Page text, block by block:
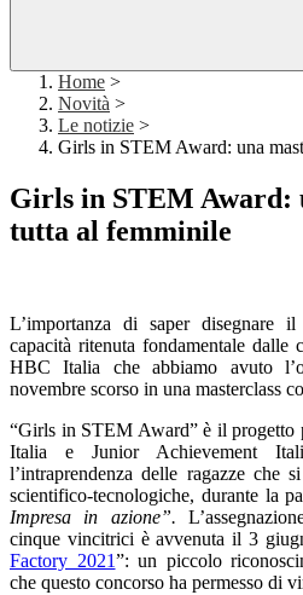
Home >
Novità >
Le notizie >
Girls in STEM Award: una
Girls in STEM Award:
tutta al femminile
L’importanza di saper disegnare
capacità ritenuta fondamentale dalle
HBC Italia che abbiamo avuto
novembre scorso in una masterclass
“Girls in STEM Award” è il progetto
Italia e Junior Achievement
l’intraprendenza delle ragazze che
scientifico-tecnologiche, durante la
Impresa in azione”.
cinque vincitrici è avvenuta il 3
Factory 2021”: un piccolo
che questo concorso ha permesso di